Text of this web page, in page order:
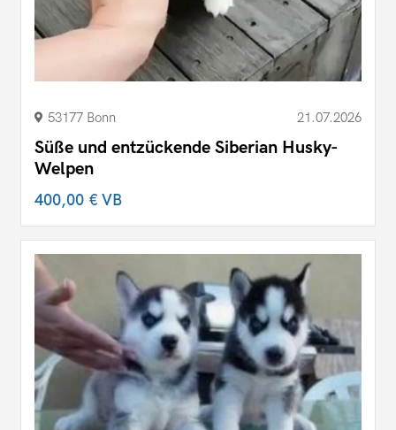
53177 Bonn 21.07.2026
Süße und entzückende Siberian Husky-
Welpen
400,00 €VB